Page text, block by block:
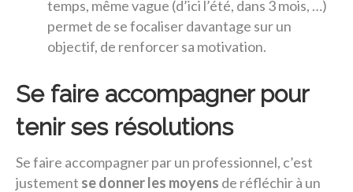
temps, même vague (d’ici l’été, dans 3 mois, …)
permet de se focaliser davantage sur un
objectif, de renforcer sa motivation.
Se faire accompagner pour
tenir ses résolutions
Se faire accompagner par un professionnel, c’est
justement se donner les moyens de réfléchir à un